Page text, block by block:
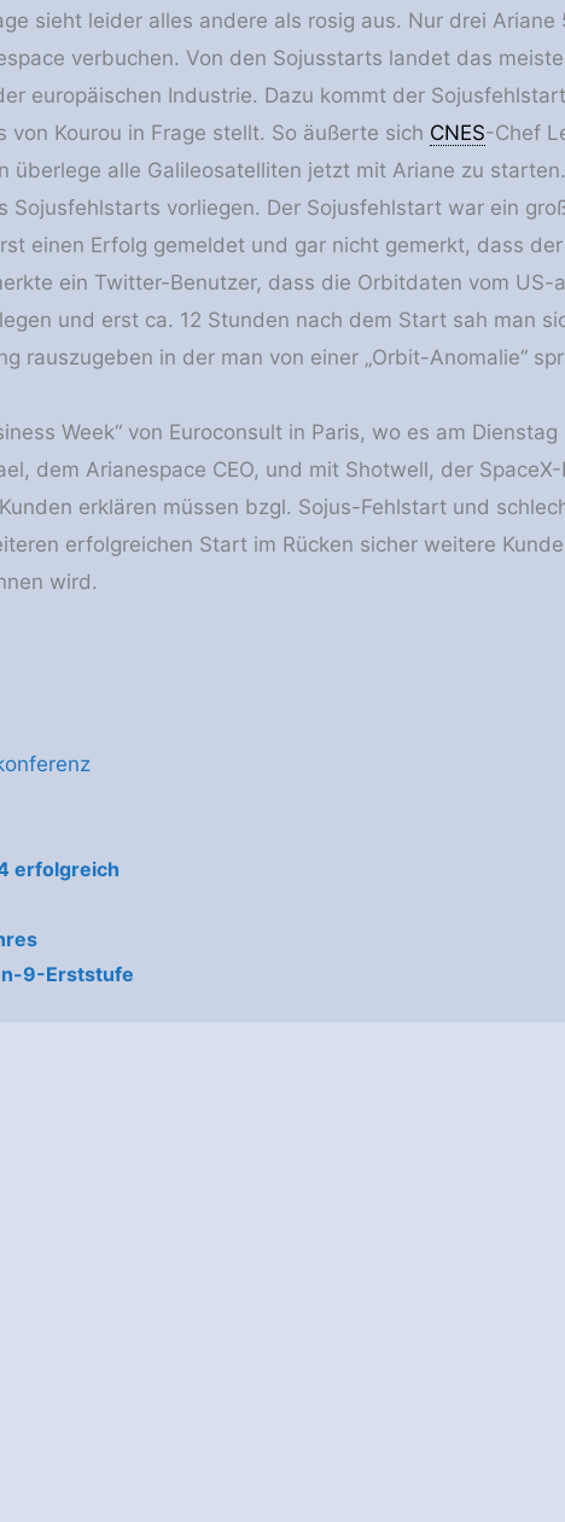
sieht leider alles andere als rosig aus. Nur drei Ariane
verbuchen. Von den Sojusstarts landet das
europäischen Industrie. Dazu kommt der
Kourou in Frage stellt. So äußerte sich CNES-Chef
überlege alle Galileosatelliten jetzt mit Ariane zu
Sojusfehlstarts vorliegen. Der Sojusfehlstart war ein
einen Erfolg gemeldet und gar nicht gemerkt, dass
ein Twitter-Benutzer, dass die Orbitdaten vom US-
und erst ca. 12 Stunden nach dem Start sah man
rauszugeben in der man von einer „Orbit-Anomalie“
Week“ von Euroconsult in Paris, wo es am Dienstag
dem Arianespace CEO, und mit Shotwell, der
erklären müssen bzgl. Sojus-Fehlstart und
erfolgreichen Start im Rücken sicher weitere
wird.
erfolgreich
9-Erststufe